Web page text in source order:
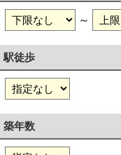
～
駅徒歩
築年数